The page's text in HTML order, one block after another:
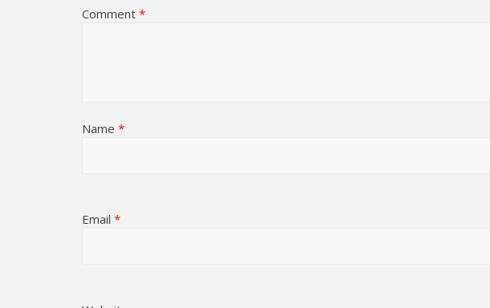
Comment *
Name *
Email *